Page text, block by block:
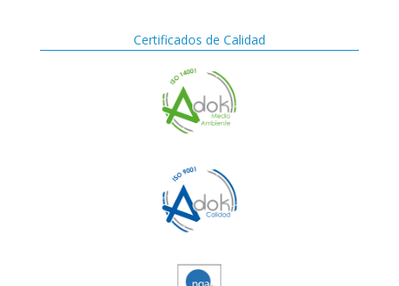
Certificados de Calidad